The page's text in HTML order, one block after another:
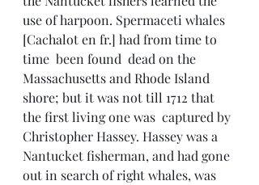
use of harpoon. Spermaceti whales
[Cachalot en fr.] had from time to
time  been found  dead on the
Massachusetts and Rhode Island
shore; but it was not till 1712 that
the first living one was  captured by
Christopher Hassey. Hassey was a
Nantucket fisherman, and had gone
out in search of right whales, was